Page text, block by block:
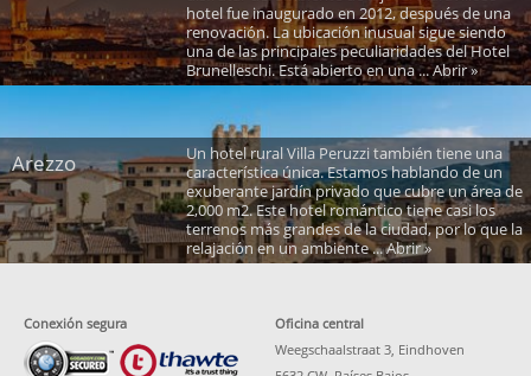
hotel fue inaugurado en 2012, después de una
renovación. La ubicación inusual sigue siendo
una de las principales peculiaridades del Hotel
Brunelleschi. Está abierto en una ... Abrir »
Arezzo
Un hotel rural Villa Peruzzi también tiene una
característica única. Estamos hablando de un
exuberante jardín privado que cubre un área de
2,000 m2. Este hotel romántico tiene casi los
terrenos más grandes de la ciudad, por lo que la
relajación en un ambiente ... Abrir »
Conexión segura
Oficina central
Weegschaalstraat 3, Eindhoven